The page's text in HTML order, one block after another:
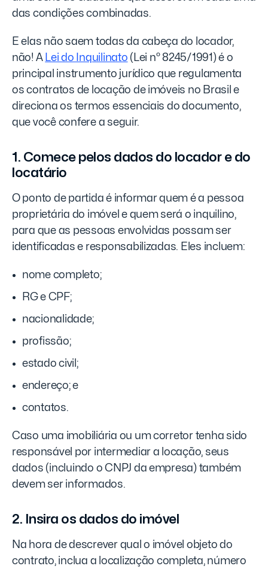
das condições combinadas.
E elas não saem todas da cabeça do locador,
não! A Lei do Inquilinato (Lei nº 8245/1991) é o
principal instrumento jurídico que regulamenta
os contratos de locação de imóveis no Brasil e
direciona os termos essenciais do documento,
que você confere a seguir.
1. Comece pelos dados do locador e do
locatário
O ponto de partida é informar quem é a pessoa
proprietária do imóvel e quem será o inquilino,
para que as pessoas envolvidas possam ser
identificadas e responsabilizadas. Eles incluem:
nome completo;
RG e CPF;
nacionalidade;
profissão;
estado civil;
endereço; e
contatos.
Caso uma imobiliária ou um corretor tenha sido
responsável por intermediar a locação, seus
dados (incluindo o CNPJ da empresa) também
devem ser informados.
2. Insira os dados do imóvel
Na hora de descrever qual o imóvel objeto do
contrato, inclua a localização completa, número